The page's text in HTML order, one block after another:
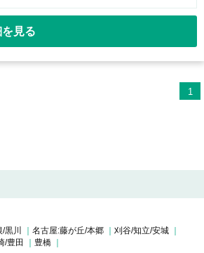
見る
1
黒川 名古屋:藤が丘/本郷
刈谷/知立/安城
/豊田 豊橋